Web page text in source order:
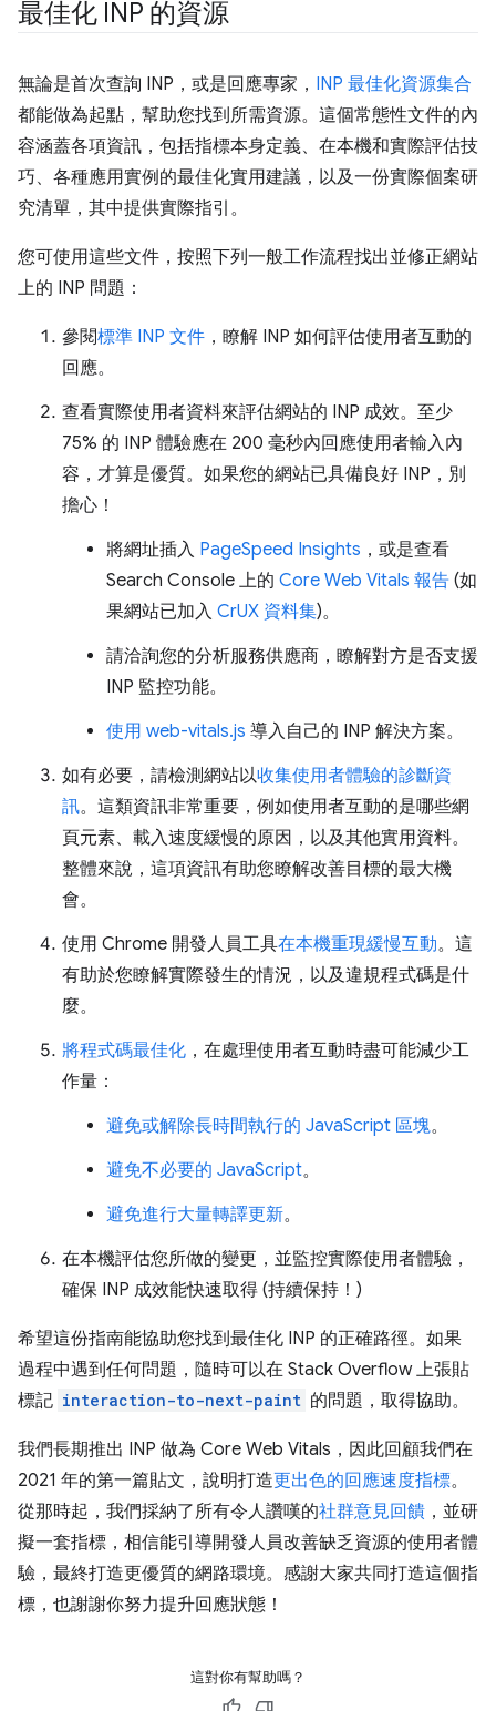
最佳化 INP 的資源
無論是首次查詢 INP，或是回應專家， INP 最佳化資源集合
都能做為起點，幫助您找到所需資源。這個常態性文件的內
容涵蓋各項資訊，包括指標本身定義、在本機和實際評估技
巧、各種應用實例的最佳化實用建議，以及一份實際個案研
究清單，其中提供實際指引。
您可使用這些文件，按照下列一般工作流程找出並修正網站
上的 INP 問題：
參閱標準 INP 文件 ，瞭解 INP 如何評估使用者互動的
回應。
查看實際使用者資料來評估網站的 INP 成效。至少
75% 的 INP 體驗應在 200 毫秒內回應使用者輸入內
容，才算是優質。如果您的網站已具備良好 INP，別
擔心！
將網址插入 PageSpeed Insights ，或是查看
Search Console 上的 Core Web Vitals 報告 (如
果網站已加入 CrUX 資料集)。
請洽詢您的分析服務供應商，瞭解對方是否支援
INP 監控功能。
使用 web-vitals.js 導入自己的 INP 解決方案。
如有必要，請檢測網站以收集使用者體驗的診斷資
訊。這類資訊非常重要，例如使用者互動的是哪些網
頁元素、載入速度緩慢的原因，以及其他實用資料。
整體來說，這項資訊有助您瞭解改善目標的最大機
會。
使用 Chrome 開發人員工具在本機重現緩慢互動。這
有助於您瞭解實際發生的情況，以及違規程式碼是什
麼。
將程式碼最佳化 ，在處理使用者互動時盡可能減少工
作量：
避免或解除長時間執行的 JavaScript 區塊。
避免不必要的 JavaScript。
避免進行大量轉譯更新。
在本機評估您所做的變更，並監控實際使用者體驗，
確保 INP 成效能快速取得 (持續保持！)
希望這份指南能協助您找到最佳化 INP 的正確路徑。如果
過程中遇到任何問題，隨時可以在 Stack Overflow 上張貼
標記 interaction-to-next-paint 的問題，取得協助。
我們長期推出 INP 做為 Core Web Vitals，因此回顧我們在
2021 年的第一篇貼文，說明打造更出色的回應速度指標。
從那時起，我們採納了所有令人讚嘆的社群意見回饋 ，並研
擬一套指標，相信能引導開發人員改善缺乏資源的使用者體
驗，最終打造更優質的網路環境。感謝大家共同打造這個指
標，也謝謝你努力提升回應狀態！
這對你有幫助嗎？